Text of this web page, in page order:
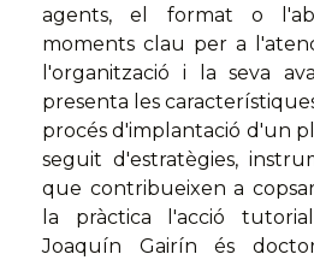
agents, el format o
moments clau per a
l'organització i la seva
presenta les
procés d'implantació d'un
seguit d'estratègies,
que contribueixen a
la pràctica l'acció
Joaquín Gairín és